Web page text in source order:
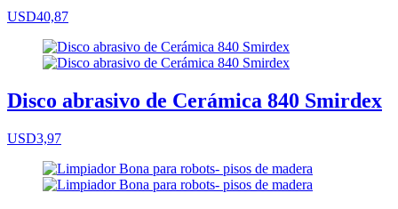
USD40,87
Disco abrasivo de Cerámica 840 Smirdex
USD3,97